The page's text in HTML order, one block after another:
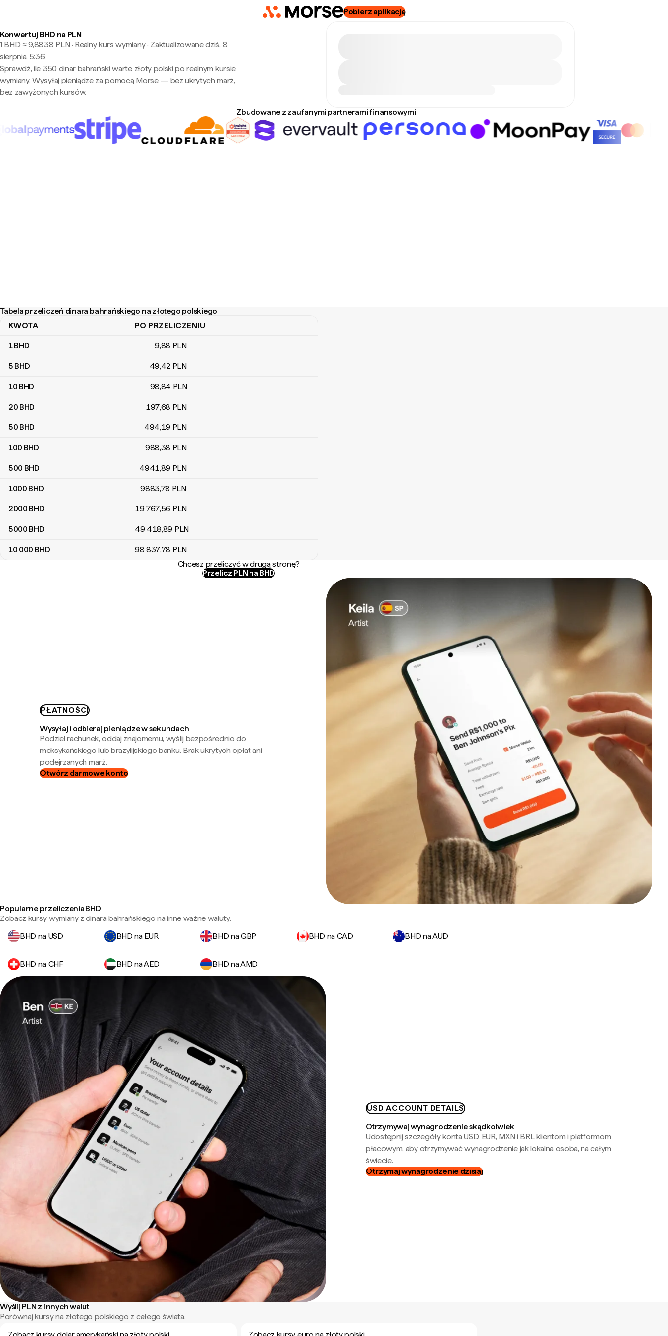
Pobierz aplikację
Konwertuj BHD na PLN
1 BHD ≈ 9,8838 PLN · Realny kurs wymiany· Zaktualizowane dziś, 8
sierpnia, 5:36
Sprawdź, ile 350 dinar bahrański warte złoty polski po realnym kursie
wymiany. Wysyłaj pieniądze za pomocą Morse — bez ukrytych marż,
bez zawyżonych kursów.
Zbudowane z zaufanymi partnerami finansowymi
Tabela przeliczeń dinara bahrańskiego na złotego polskiego
Tabela przeliczeń dinara bahrańskiego na złotego polskiego
KWOTA PO PRZELICZENIU
1BHD 9,88 PLN
5 BHD 49,42 PLN
10 BHD 98,84 PLN
20 BHD 197,68 PLN
50 BHD 494,19 PLN
100 BHD 988,38 PLN
500 BHD 4941,89 PLN
1000 BHD 9883,78 PLN
2000 BHD 19 767,56 PLN
5000 BHD 49 418,89 PLN
10 000 BHD 98 837,78 PLN
Chcesz przeliczyć w drugą stronę?
Przelicz PLN na BHD
PŁATNOŚCI
Wysyłaj i odbieraj pieniądze w sekundach
Podziel rachunek, oddaj znajomemu, wyślij bezpośrednio do
meksykańskiego lub brazylijskiego banku. Brak ukrytych opłat ani
podejrzanych marż.
Otwórz darmowe konto
Popularne przeliczenia BHD
Zobacz kursy wymiany z dinara bahrańskiego na inne ważne waluty.
BHD na USD
BHD na EUR BHD na GBP BHD na CAD BHD na AUD
BHD na CHF BHD na AED BHD na AMD
USD ACCOUNT DETAILS
Otrzymywaj wynagrodzenie skądkolwiek
Udostępnij szczegóły konta USD, EUR, MXN i BRL klientom i platformom
płacowym, aby otrzymywać wynagrodzenie jak lokalna osoba, na całym
świecie.
Otrzymaj wynagrodzenie dzisiaj
Wyślij PLN z innych walut
Porównaj kursy na złotego polskiego z całego świata.